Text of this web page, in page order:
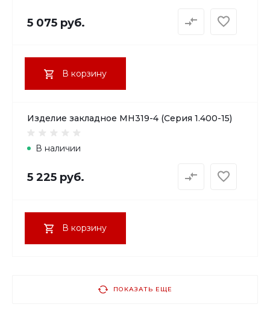
5 075 руб.
В корзину
Изделие закладное МН319-4 (Серия 1.400-15)
В наличии
5 225 руб.
В корзину
ПОКАЗАТЬ ЕЩЕ